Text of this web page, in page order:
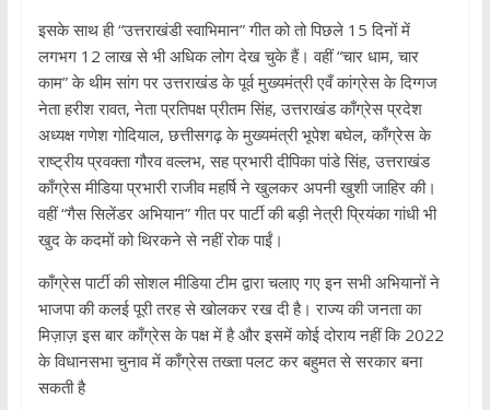
इसके साथ ही “उत्तराखंडी स्वाभिमान” गीत को तो पिछले 15 दिनों में
लगभग 12 लाख से भी अधिक लोग देख चुके हैं। वहीं “चार धाम, चार
काम” के थीम सांग पर उत्तराखंड के पूर्व मुख्यमंत्री एवँ कांग्रेस के दिग्गज
नेता हरीश रावत, नेता प्रतिपक्ष प्रीतम सिंह, उत्तराखंड काँग्रेस प्रदेश
अध्यक्ष गणेश गोदियाल, छत्तीसगढ़ के मुख्यमंत्री भूपेश बघेल, काँग्रेस के
राष्ट्रीय प्रवक्ता गौरव वल्लभ, सह प्रभारी दीपिका पांडे सिंह, उत्तराखंड
काँग्रेस मीडिया प्रभारी राजीव महर्षि ने खुलकर अपनी खुशी जाहिर की।
वहीं “गैस सिलेंडर अभियान” गीत पर पार्टी की बड़ी नेत्री प्रियंका गांधी भी
खुद के कदमों को थिरकने से नहीं रोक पाईं।
काँग्रेस पार्टी की सोशल मीडिया टीम द्वारा चलाए गए इन सभी अभियानों ने
भाजपा की कलई पूरी तरह से खोलकर रख दी है। राज्य की जनता का
मिज़ाज़ इस बार काँग्रेस के पक्ष में है और इसमें कोई दोराय नहीं कि 2022
के विधानसभा चुनाव में काँग्रेस तख्ता पलट कर बहुमत से सरकार बना
सकती है